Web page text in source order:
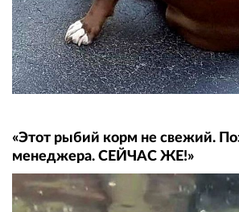
«Этот рыбий корм не свежий.
менеджера. СЕЙЧАС ЖЕ!»